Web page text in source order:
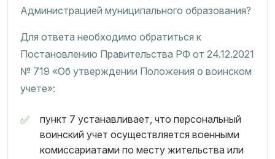
Администрацией муниципального образования?
Для ответа необходимо обратиться к
Постановлению Правительства РФ от 24.12.2021
№ 719 «Об утверждении Положения о воинском
учете»:
пункт 7 устанавливает, что персональный
воинский учет осуществляется военными
комиссариатами по месту жительства или